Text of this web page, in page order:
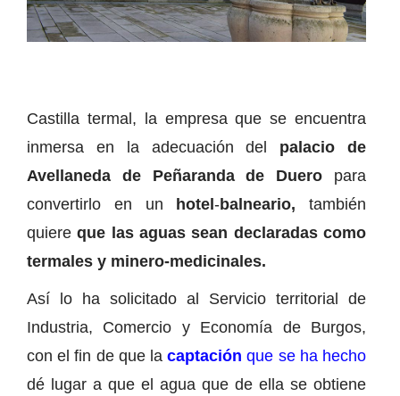
Castilla termal, la empresa que se encuentra
inmersa en la adecuación del palacio de
Avellaneda de Peñaranda de Duero para
convertirlo en un hotel-balneario, también
quiereque las aguas sean declaradas como
termales y minero-medicinales.
Así lo ha solicitado al Servicio territorial de
Industria, Comercio y Economía de Burgos,
con el fin de que lacaptaciónque se ha hecho
dé lugar a que el agua que de ella se obtiene